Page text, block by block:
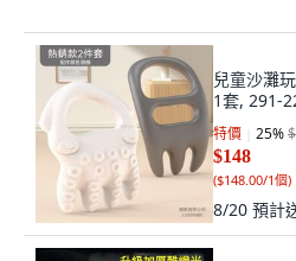
兒童沙灘
1套, 291-
特價 25%
$148
($148.00/1個)
8/20 預計